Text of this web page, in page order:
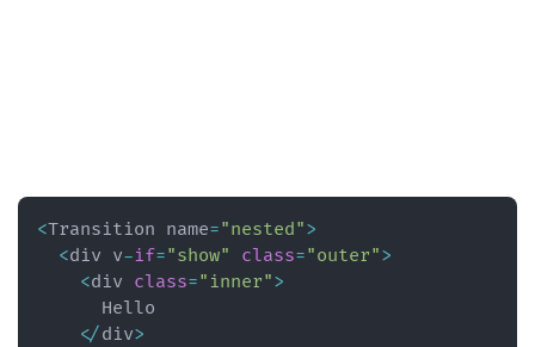
<Transition name="nested">
<div v-if="show" class="outer">
<div class="inner">
      Hello
</div>